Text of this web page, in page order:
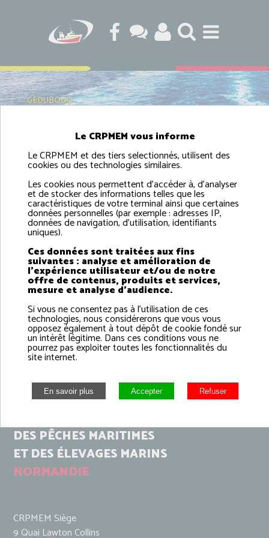
GEDUBOUQ
Gedubouq
DES PÊCHES MARITIMES
ET DES ÉLEVAGES MARINS
NORMANDIE
CRPMEM Siège
9 Quai Lawton Collins
Le CRPMEM vous informe
Le CRPMEM et des tiers selectionnés, utilisent des
cookies ou des technologies similaires.
Les cookies nous permettent d'accéder à, d'analyser
et de stocker des informations telles que les
caractéristiques de votre terminal ainsi que certaines
données personnelles (par exemple : adresses IP,
données de navigation, d'utilisation, identifiants
uniques).
Ces données sont traitées aux fins
suivantes : analyse et amélioration de
l'expérience utilisateur et/ou de notre
offre de contenus, produits et services,
mesure et analyse d'audience.
Si vous ne consentez pas à l'utilisation de ces
technologies, nous considérerons que vous vous
opposez également à tout dépôt de cookie fondé sur
un intérêt légitime. Dans ces conditions vous ne
pourrez pas exploiter toutes les fonctionnalités du
site internet.